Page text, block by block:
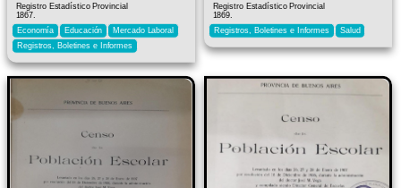
Registro Estadístico Provincial
1867.
Economía
Educación
Mercado Laboral
Registros, Boletines e Informes
Registro Estadístico Provincial
1869.
Registros, Boletines e Informes
Salud